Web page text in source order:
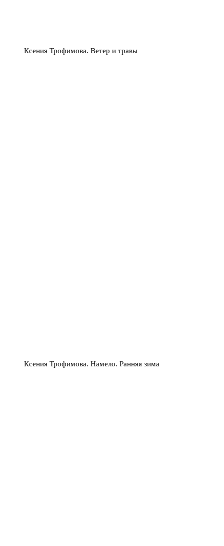
Ксения Трофимова. Ветер и травы
Ксения Трофимова. Намело. Ранняя зима